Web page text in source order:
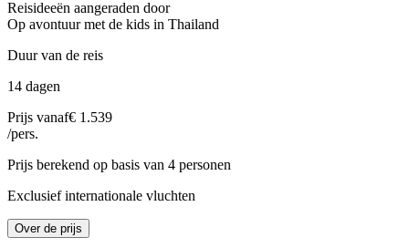
Reisideeën aangeraden door
Op avontuur met de kids in Thailand
Duur van de reis
14 dagen
Prijs vanaf€ 1.539
/pers.
Prijs berekend op basis van 4 personen
Exclusief internationale vluchten
Over de prijs